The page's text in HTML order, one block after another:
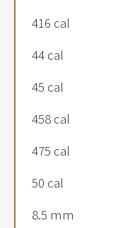
416 cal
44 cal
45 cal
458 cal
475 cal
50 cal
8.5 mm